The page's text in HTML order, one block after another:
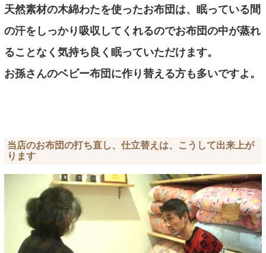
天然素材の木綿わたを使ったお布団は、眠っている間
の汗をしっかり吸収してくれるのでお布団の中が蒸れ
ることなく気持ち良く眠っていただけます。
お孫さんのベビー布団に作り替える方も多いですよ。
当店のお布団の打ち直し、仕立替えは、こうして出来上が
ります